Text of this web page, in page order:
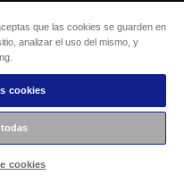
cookies
de Epson
Epson
que las cookies se guarden en
analizar el uso del mismo, y
cookies
todas
cookies